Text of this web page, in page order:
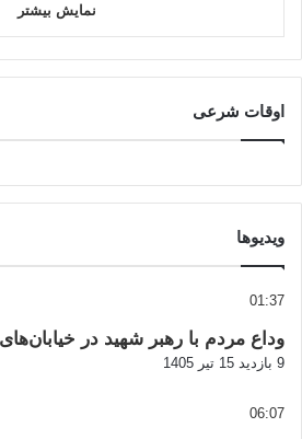
نمایش بیشتر
اوقات شرعی
ویدیوها
01:37
وداع مردم با رهبر شهید در
9 بازدید 15 تیر 1405
06:07